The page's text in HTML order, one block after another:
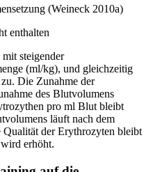
(Weineck 2010a)
enthalten
steigender
(ml/kg), und gleichzeitig
Die Zunahme der
des Blutvolumens
pro ml Blut bleibt
läuft nach dem
der Erythrozyten bleibt
erhöht.